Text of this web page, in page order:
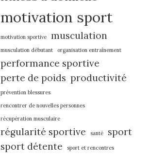
motivation sport
motivation sportive musculation
musculation débutant organisation entraînement
performance sportive
perte de poids productivité
prévention blessures
rencontrer de nouvelles personnes
récupération musculaire
régularité sportive santé
sport
sport détente
sport et rencontres